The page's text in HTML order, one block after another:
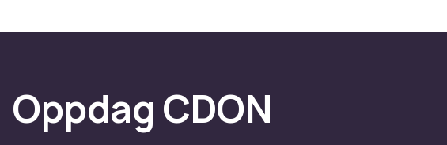
Oppdag CDON